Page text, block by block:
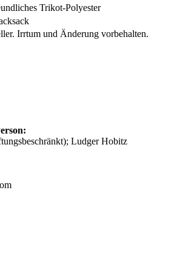
Trikot-Polyester
Irrtum und Änderung vorbehalten.
Ludger Hobitz